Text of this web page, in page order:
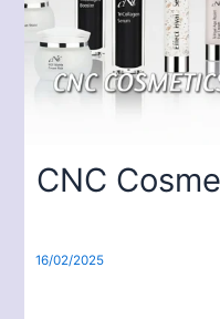
CNC
16/02/2025